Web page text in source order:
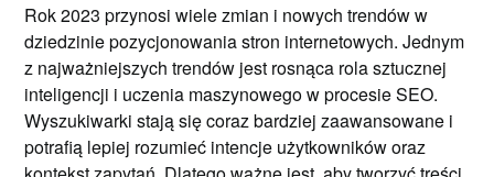
Rok 2023 przynosi wiele zmian i nowych trendów w
dziedzinie pozycjonowania stron internetowych. Jednym
z najważniejszych trendów jest rosnąca rola sztucznej
inteligencji i uczenia maszynowego w procesie SEO.
Wyszukiwarki stają się coraz bardziej zaawansowane i
potrafią lepiej rozumieć intencje użytkowników oraz